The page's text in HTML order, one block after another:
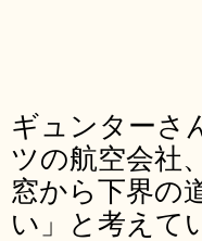
ギュンターさ
ツの航空会社
窓から下界の
い」と考えて